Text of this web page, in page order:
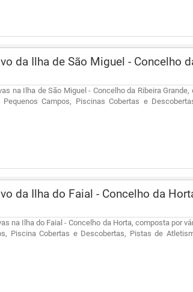
da Ilha de São Miguel - Concelho
na Ilha de São Miguel - Concelho da Ribeira
Campos, Piscinas Cobertas e
da Ilha do Faial - Concelho da
na Ilha do Faial - Concelho da Horta, composta por
Piscina Cobertas e Descobertas, Pistas de